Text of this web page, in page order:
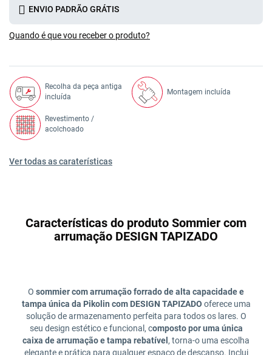
ENVIO PADRÃO GRÁTIS
Quando é que vou receber o produto?
Recolha da peça antiga
incluída
Montagem incluída
Revestimento /
acolchoado
Ver todas as caraterísticas
Características do produto Sommier com
arrumação DESIGN TAPIZADO
O sommier com arrumação forrado de alta capacidade e
tampa única da Pikolin com DESIGN TAPIZADO oferece uma
solução de armazenamento perfeita para todos os lares. O
seu design estético e funcional, composto por uma única
caixa de arrumação e tampa rebatível , torna-o uma escolha
elegante e prática para qualquer espaço de descanso. Inclui